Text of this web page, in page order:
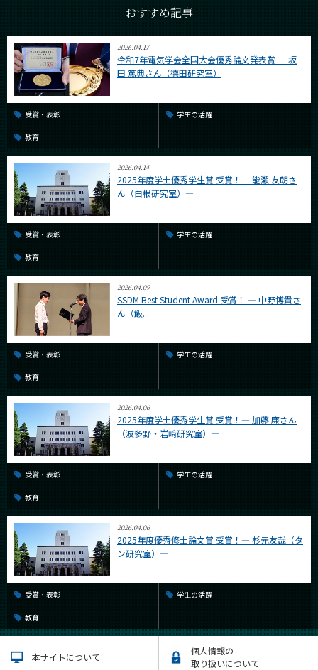
おすすめ記事
2026.04.17
令和7年電気学会全国大会優秀論文発表賞 ― 坂
田 篤典さん（德田研究室）
受賞・表彰 学生の活躍
教育
2026.04.14
2025年度学士優秀学生賞 受賞！― 能瀨 友朗さ
ん（白根研究室）―
受賞・表彰 学生の活躍
教育
2026.04.09
SSDM Best Student Award 受賞！ ― 中野博貴さ
ん（飯...
受賞・表彰 学生の活躍
教育
2026.04.06
2025年度学士優秀学生賞 受賞！― 加藤 廉さん
（波多野・岩﨑研究室）―
受賞・表彰 学生の活躍
教育
2026.04.06
2025年度優秀修士論文賞 受賞！― 杉元友哉（タ
ン研究室）―
受賞・表彰 学生の活躍
教育
本サイトについて
個人情報の
取り扱いについて